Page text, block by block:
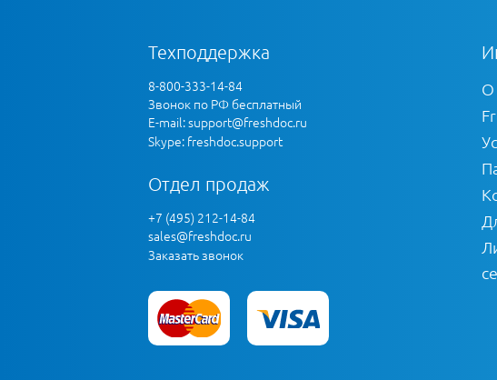
Техподдержка
8-800-333-14-84
Звонок по РФ бесплатный
E-mail:support@freshdoc.ru
Skype: freshdoc.support
Отдел продаж
+7 (495) 212-14-84
sales@freshdoc.ru
Заказать звонок
О